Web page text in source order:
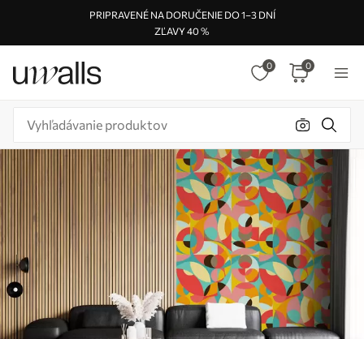
PRIPRAVENÉ NA DORUČENIE DO 1–3 DNÍ
ZĽAVY 40 %
0 0